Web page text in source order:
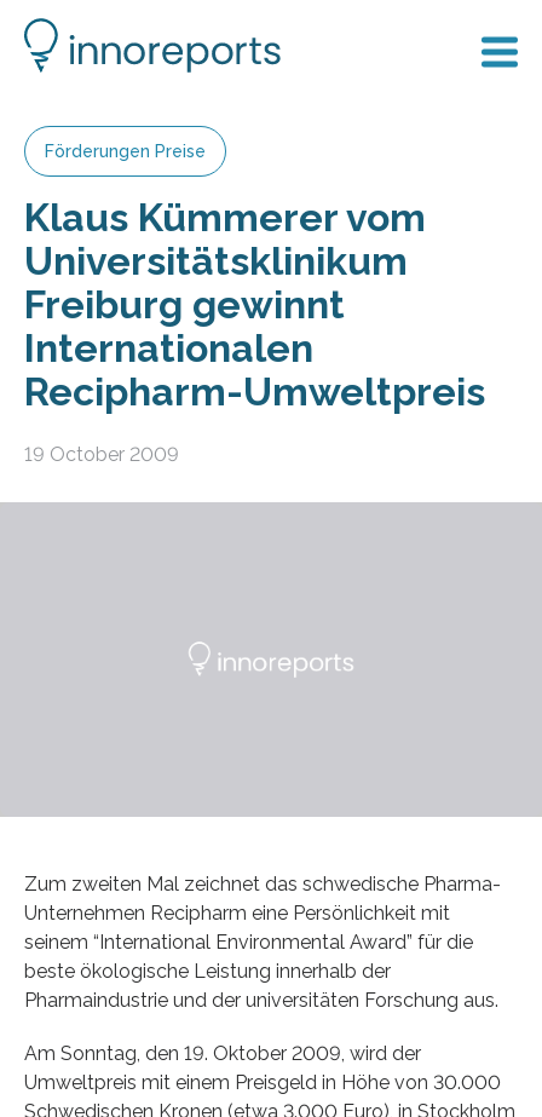
Förderungen Preise
Klaus Kümmerer vom
Universitätsklinikum
Freiburg gewinnt
Internationalen
Recipharm-Umweltpreis
19 October 2009
Zum zweiten Mal zeichnet das schwedische Pharma-
Unternehmen Recipharm eine Persönlichkeit mit
seinem “International Environmental Award” für die
beste ökologische Leistung innerhalb der
Pharmaindustrie und der universitäten Forschung aus.
Am Sonntag, den 19. Oktober 2009, wird der
Umweltpreis mit einem Preisgeld in Höhe von 30.000
Schwedischen Kronen (etwa 3.000 Euro), in Stockholm